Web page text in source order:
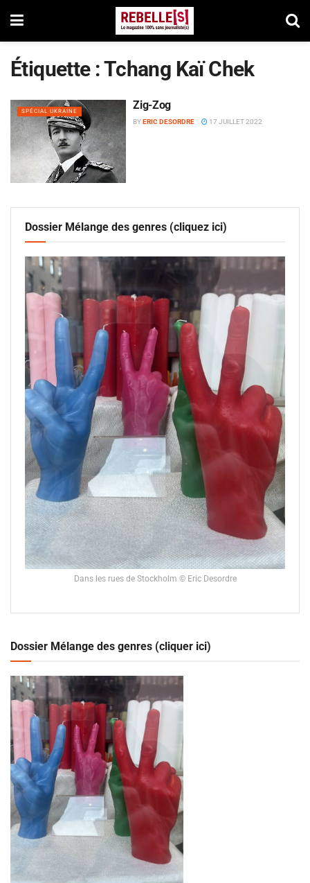
Étiquette :Tchang Kaï Chek
SPÉCIAL UKRAINE Zig-Zog
BYERIC DESORDRE 17 JUILLET 2022
Dossier Mélange des genres (cliquez ici)
Dans les rues de Stockholm © Eric Desordre
Dossier Mélange des genres (cliquer ici)